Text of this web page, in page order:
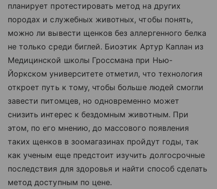
планирует протестировать метод на других
породах и служебных животных, чтобы понять,
можно ли вывести щенков без аллергенного белка
не только среди биглей. Биоэтик Артур Каплан из
Медицинской школы Гроссмана при Нью-
Йоркском университете отметил, что технология
откроет путь к тому, чтобы больше людей смогли
завести питомцев, но одновременно может
снизить интерес к бездомным животным. При
этом, по его мнению, до массового появления
таких щенков в зоомагазинах пройдут годы, так
как ученым еще предстоит изучить долгосрочные
последствия для здоровья и найти способ сделать
метод доступным по цене.